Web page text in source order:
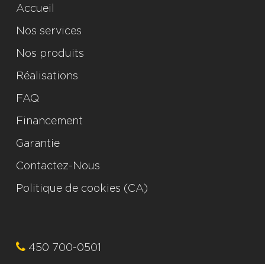
Accueil
Nos services
Nos produits
Réalisations
FAQ
Financement
Garantie
Contactez-Nous
Politique de cookies (CA)
450 700-0501